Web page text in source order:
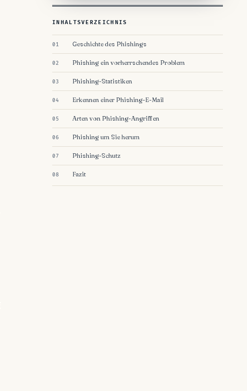
INHALTSVERZEICHNIS
Geschichte des Phishings
Phishing ein vorherrschendes Problem
Phishing-Statistiken
Erkennen einer Phishing-E-Mail
Arten von Phishing-Angriffen
Phishing um Sie herum
Phishing-Schutz
Fazit